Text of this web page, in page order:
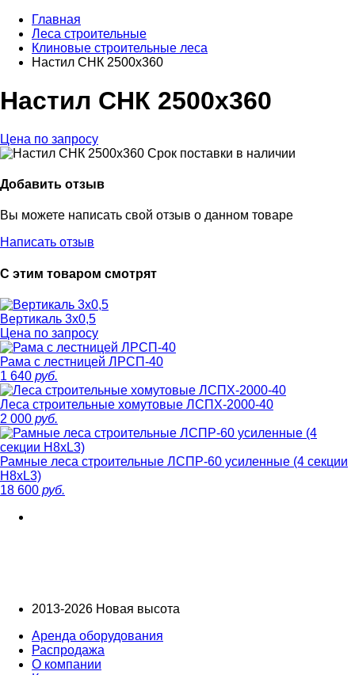
Главная
Леса строительные
Клиновые строительные леса
Настил СНК 2500х360
Настил СНК 2500х360
Цена по запросу
Срок поставки в наличии
Добавить отзыв
Вы можете написать свой отзыв о данном товаре
Написать отзыв
С этим товаром смотрят
Вертикаль 3х0,5
Цена по запросу
Рама с лестницей ЛРСП-40
1 640 руб.
Леса строительные хомутовые ЛСПХ-2000-40
2 000 руб.
Рамные леса строительные ЛСПР-60 усиленные (4 секции
H8xL3)
18 600 руб.
2013-2026 Новая высота
Аренда оборудования
Распродажа
О компании